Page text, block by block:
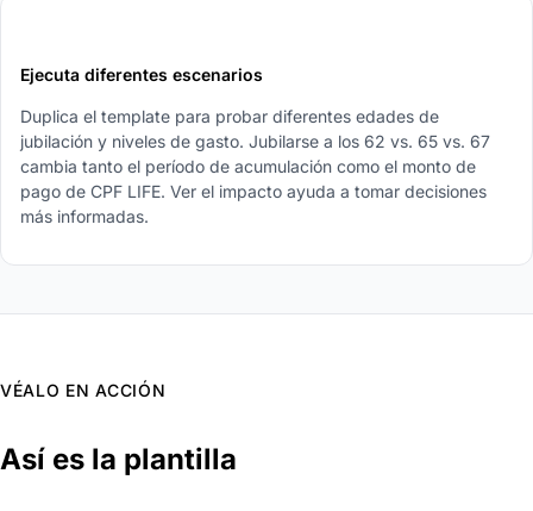
Ejecuta diferentes escenarios
Duplica el template para probar diferentes edades de
jubilación y niveles de gasto. Jubilarse a los 62 vs. 65 vs. 67
cambia tanto el período de acumulación como el monto de
pago de CPF LIFE. Ver el impacto ayuda a tomar decisiones
más informadas.
VÉALO EN ACCIÓN
Así es la plantilla